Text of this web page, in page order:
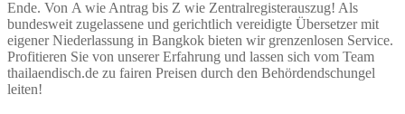
Ende. Von A wie Antrag bis Z wie Zentralregisterauszug! Als
bundesweit zugelassene und gerichtlich vereidigte Übersetzer mit
eigener Niederlassung in Bangkok bieten wir grenzenlosen Service.
Profitieren Sie von unserer Erfahrung und lassen sich vom Team
thailaendisch.de zu fairen Preisen durch den Behördendschungel
leiten!